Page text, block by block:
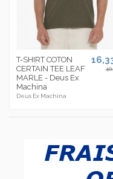
T-SHIRT COTON
CERTAIN TEE LEAF
MARLE - Deus Ex
Machina
Deus Ex Machina